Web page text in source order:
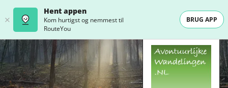
Hent appen
Kom hurtigst og nemmest til
RouteYou
BRUG APP